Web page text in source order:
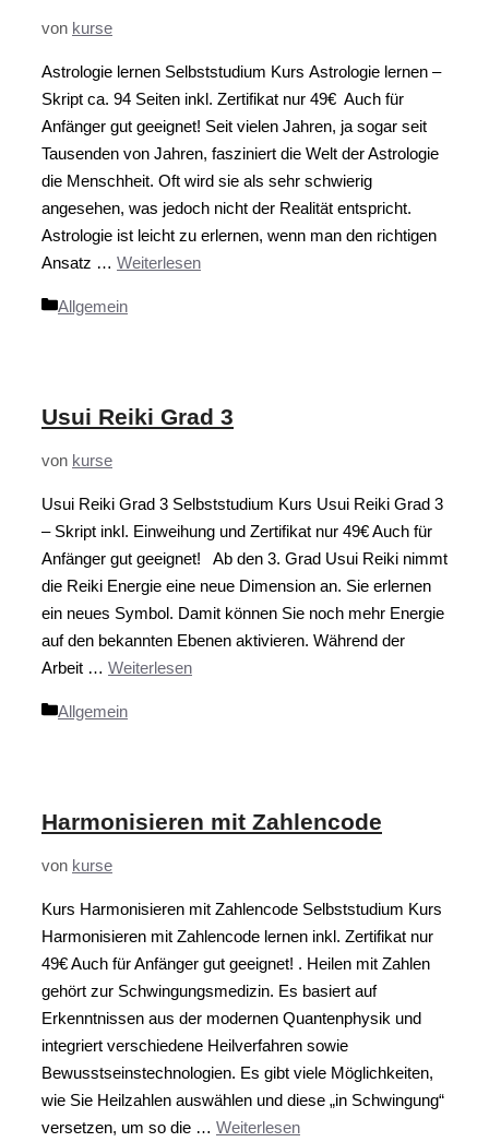
von kurse
Astrologie lernen Selbststudium Kurs Astrologie lernen –
Skript ca. 94 Seiten inkl. Zertifikat nur 49€ Auch für
Anfänger gut geeignet! Seit vielen Jahren, ja sogar seit
Tausenden von Jahren, fasziniert die Welt der Astrologie
die Menschheit. Oft wird sie als sehr schwierig
angesehen, was jedoch nicht der Realität entspricht.
Astrologie ist leicht zu erlernen, wenn man den richtigen
Ansatz … Weiterlesen
Kategorien
Allgemein
Usui Reiki Grad 3
von kurse
Usui Reiki Grad 3 Selbststudium Kurs Usui Reiki Grad 3
– Skript inkl. Einweihung und Zertifikat nur 49€ Auch für
Anfänger gut geeignet! Ab den 3. Grad Usui Reiki nimmt
die Reiki Energie eine neue Dimension an. Sie erlernen
ein neues Symbol. Damit können Sie noch mehr Energie
auf den bekannten Ebenen aktivieren. Während der
Arbeit … Weiterlesen
Kategorien
Allgemein
Harmonisieren mit Zahlencode
von kurse
Kurs Harmonisieren mit Zahlencode Selbststudium Kurs
Harmonisieren mit Zahlencode lernen inkl. Zertifikat nur
49€ Auch für Anfänger gut geeignet! . Heilen mit Zahlen
gehört zur Schwingungsmedizin. Es basiert auf
Erkenntnissen aus der modernen Quantenphysik und
integriert verschiedene Heilverfahren sowie
Bewusstseinstechnologien. Es gibt viele Möglichkeiten,
wie Sie Heilzahlen auswählen und diese „in Schwingung“
versetzen, um so die … Weiterlesen